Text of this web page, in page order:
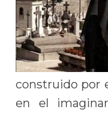
construido por
en el